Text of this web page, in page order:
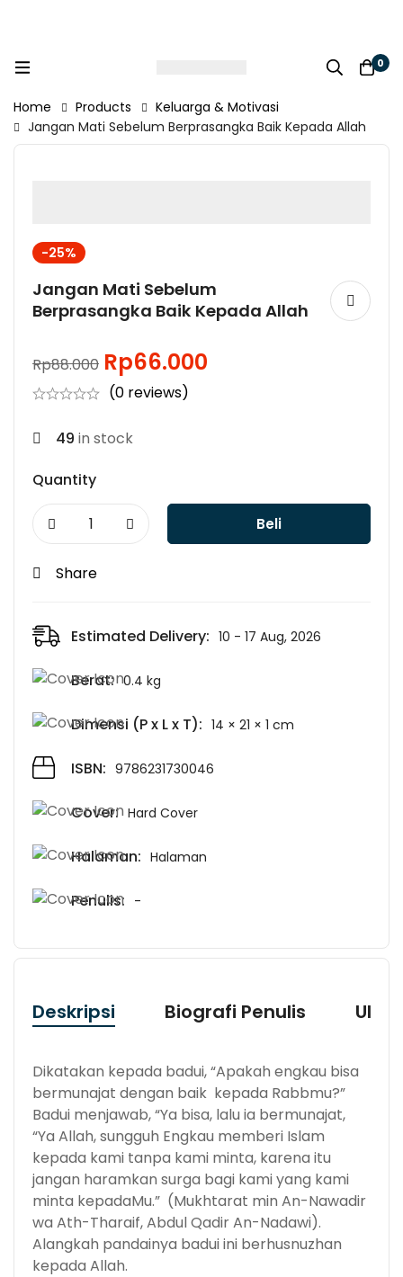
0
Home Products
Keluarga & Motivasi
Jangan Mati Sebelum Berprasangka Baik Kepada Allah
-25%
Jangan Mati Sebelum
Berprasangka Baik Kepada Allah
Rp88.000 Rp66.000
(0 reviews)
49 in stock
Quantity
Beli
Share
Estimated Delivery: 10 - 17 Aug, 2026
Berat: 0.4 kg
Dimensi (P x L x T): 14 × 21 × 1 cm
ISBN: 9786231730046
Cover: Hard Cover
Halaman: Halaman
Penulis: -
Deskripsi Biografi Penulis
Dikatakan kepada badui, “Apakah engkau bisa
bermunajat dengan baik kepada Rabbmu?”
Badui menjawab, “Ya bisa, lalu ia bermunajat,
“Ya Allah, sungguh Engkau memberi Islam
kepada kami tanpa kami minta, karena itu
jangan haramkan surga bagi kami yang kami
minta kepadaMu.” (Mukhtarat min An-Nawadir
wa Ath-Tharaif, Abdul Qadir An-Nadawi).
Alangkah pandainya badui ini berhusnuzhan
kepada Allah.